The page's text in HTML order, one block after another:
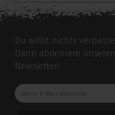
Du willst nichts
Dann abonniere
Newsletter!
Deine
E-